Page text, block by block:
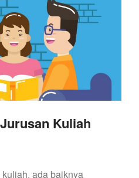
Kuliah
ada baiknya